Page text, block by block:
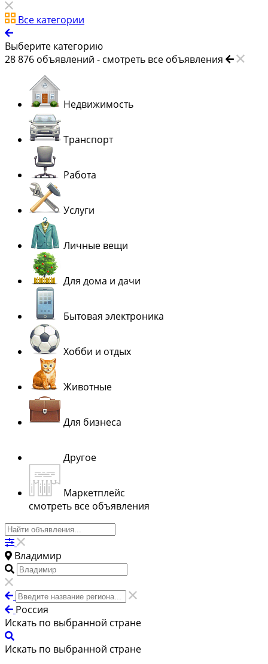
Все категории
Выберите категорию
28 876 объявлений - смотреть все объявления
Недвижимость
Транспорт
Работа
Услуги
Личные вещи
Для дома и дачи
Бытовая электроника
Хобби и отдых
Животные
Для бизнеса
Другое
Маркетплейс
смотреть все объявления
Владимир
Россия
Искать по выбранной стране
Искать по выбранной стране